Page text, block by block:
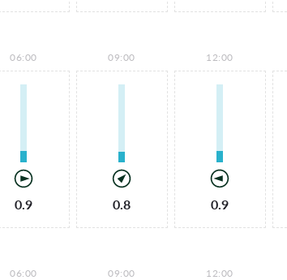
06:00
0.9
09:00
0.8
12:00
0.9
06:00 09:00 12:00